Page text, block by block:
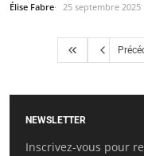
Élise Fabre 25 septembre 2025
NEWSLETTER
Inscrivez-vous pour